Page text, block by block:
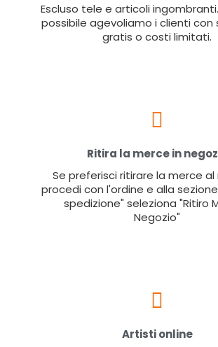
Escluso tele e articoli
possibile agevoliamo i clienti con
gratis o costi limitati.
Ritira la merce in
Se preferisci ritirare la merce al
procedi con l'ordine e alla
spedizione" seleziona "Ritiro
Negozio"
Artisti online